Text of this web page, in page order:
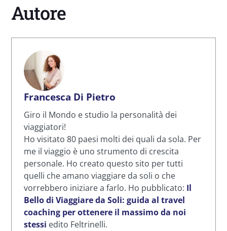
Autore
Francesca Di Pietro
Giro il Mondo e studio la personalità dei
viaggiatori!
Ho visitato 80 paesi molti dei quali da sola. Per
me il viaggio è uno strumento di crescita
personale. Ho creato questo sito per tutti
quelli che amano viaggiare da soli o che
vorrebbero iniziare a farlo. Ho pubblicato: Il
Bello di Viaggiare da Soli: guida al travel
coaching per ottenere il massimo da noi
stessi edito Feltrinelli.